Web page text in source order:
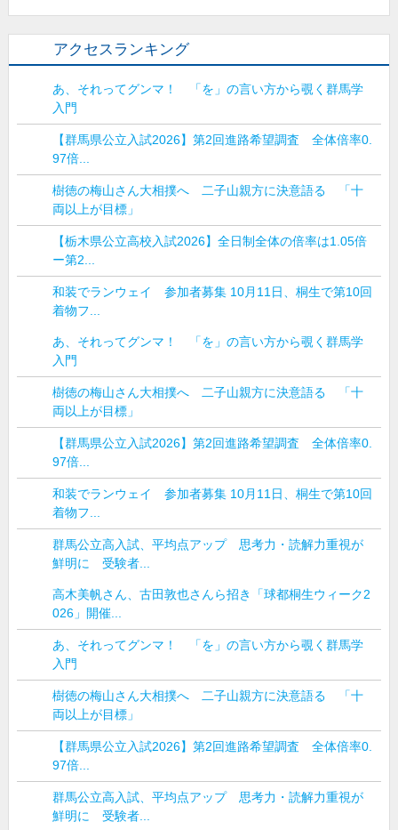
アクセスランキング
あ、それってグンマ！ 「を」の言い方から覗く群馬学
入門
【群馬県公立入試2026】第2回進路希望調査 全体倍率0.
97倍...
樹徳の梅山さん大相撲へ 二子山親方に決意語る 「十
両以上が目標」
【栃木県公立高校入試2026】全日制全体の倍率は1.05倍
ー第2...
和装でランウェイ 参加者募集 10月11日、桐生で第10回
着物フ...
あ、それってグンマ！ 「を」の言い方から覗く群馬学
入門
樹徳の梅山さん大相撲へ 二子山親方に決意語る 「十
両以上が目標」
【群馬県公立入試2026】第2回進路希望調査 全体倍率0.
97倍...
和装でランウェイ 参加者募集 10月11日、桐生で第10回
着物フ...
群馬公立高入試、平均点アップ 思考力・読解力重視が
鮮明に 受験者...
高木美帆さん、古田敦也さんら招き「球都桐生ウィーク2
026」開催...
あ、それってグンマ！ 「を」の言い方から覗く群馬学
入門
樹徳の梅山さん大相撲へ 二子山親方に決意語る 「十
両以上が目標」
【群馬県公立入試2026】第2回進路希望調査 全体倍率0.
97倍...
群馬公立高入試、平均点アップ 思考力・読解力重視が
鮮明に 受験者...